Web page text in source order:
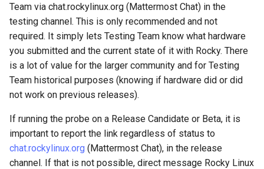
Team via chat.rockylinux.org (Mattermost Chat) in the
testing channel. This is only recommended and not
required. It simply lets Testing Team know what hardware
you submitted and the current state of it with Rocky. There
is a lot of value for the larger community and for Testing
Team historical purposes (knowing if hardware did or did
not work on previous releases).
If running the probe on a Release Candidate or Beta, it is
important to report the link regardless of status to
chat.rockylinux.org (Mattermost Chat), in the release
channel. If that is not possible, direct message Rocky Linux